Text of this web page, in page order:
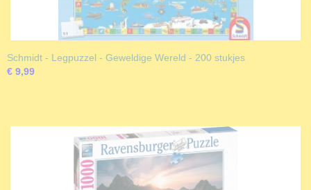
Schmidt - Legpuzzel - Geweldige Wereld - 200 stukjes
€ 9,99